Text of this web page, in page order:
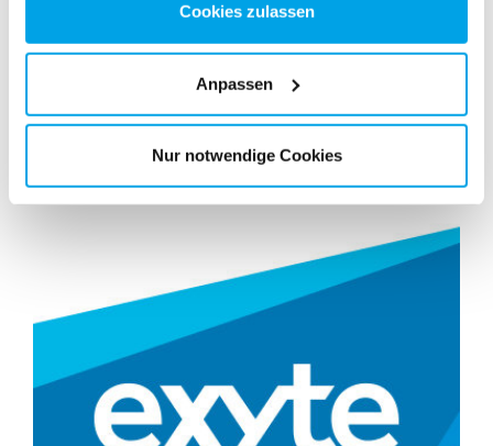
Cookies zulassen
Anpassen
Nur notwendige Cookies
Immer in Bewegung
Dreher Automation ist Spezialist für
Blech- und Massivumformungen. Damit
die stetig neuen Ideen ...
Mehr